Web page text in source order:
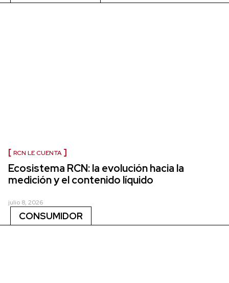
RCN LE CUENTA
Ecosistema RCN: la evolución hacia la
medición y el contenido líquido
julio 8, 2026
CONSUMIDOR